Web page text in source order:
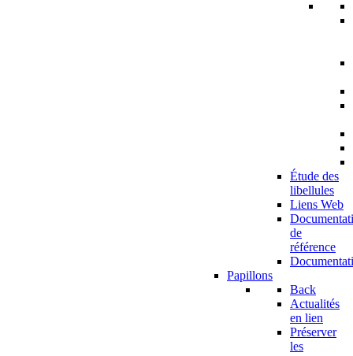
Étude des
libellules
Liens Web
de
référence
Papillons
Back
Actualités
en lien
Préserver
les